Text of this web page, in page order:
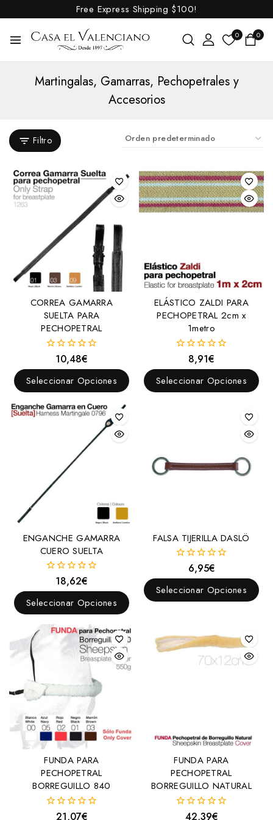
Free Express Shipping $100!
0 0
Martingalas, Gamarras, Pechopetrales y
Accesorios
Filtro
CORREA GAMARRA
SUELTA PARA
PECHOPETRAL
fuera
de
5
10,48€
Seleccionar Opciones
ELÁSTICO ZALDI PARA
PECHOPETRAL 2cm x
1metro
fuera
de
5
8,91€
Seleccionar Opciones
ENGANCHE GAMARRA
CUERO SUELTA
fuera
de
18,62€
Seleccionar Opciones
FALSA TIJERILLA DASLÖ
fuera
de
6,95€
Seleccionar Opciones
FUNDA PARA
PECHOPETRAL
BORREGUILLO 840
21,07€
FUNDA PARA
PECHOPETRAL
BORREGUILLO NATURAL
42,39€
Aciales
Aciones
Alforjas
Artículos para medición
Baticolas
Arandelas
Barbadas
Americanos
Chifney
Coche
Doma
Goyoaga
Hackamore
Menorquines
Pelham
Pessoa
Polo
Trabalenguas
Trotón
Vaqueros
Western
Filetes
D
Elevador
Espátula
Filete para bocado
Oliva
Palillos
Sprenger
Ganchos Alacrán
Trabalenguas
Bozales y Baberos
Cabezadas
Menorquinas